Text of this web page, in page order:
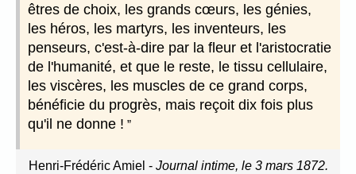
êtres de choix, les grands cœurs, les génies,
les héros, les martyrs, les inventeurs, les
penseurs, c'est-à-dire par la fleur et l'aristocratie
de l'humanité, et que le reste, le tissu cellulaire,
les viscères, les muscles de ce grand corps,
bénéficie du progrès, mais reçoit dix fois plus
qu'il ne donne !
Henri-Frédéric Amiel - Journal intime, le 3 mars 1872.